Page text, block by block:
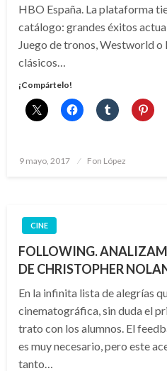
HBO España. La plataforma
catálogo: grandes éxitos
Juego de tronos, Westworld o
clásicos…
¡Compártelo!
Publicado
9 mayo, 2017 Fon López
CINE
FOLLOWING.
DE CHRISTOPHER
En la infinita lista de alegrías
cinematográfica, sin duda el
trato con los alumnos. El
es muy necesario, pero este
tanto…